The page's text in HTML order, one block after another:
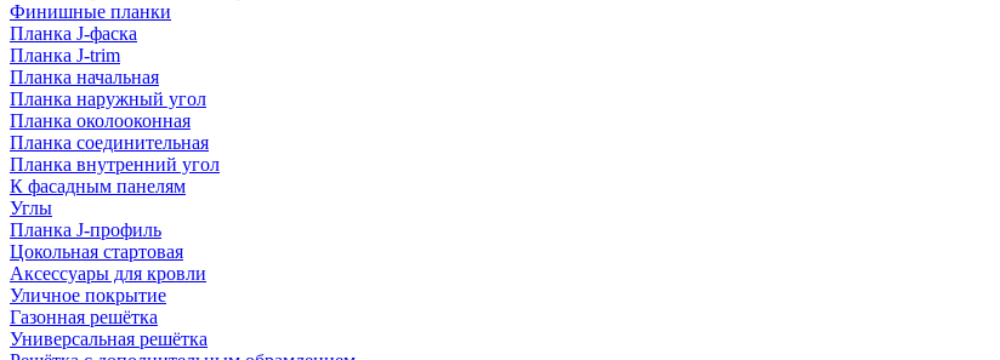
Финишные планки
Планка J-фаска
Планка J-trim
Планка начальная
Планка наружный угол
Планка околооконная
Планка соединительная
Планка внутренний угол
К фасадным панелям
Углы
Планка J-профиль
Цокольная стартовая
Аксессуары для кровли
Уличное покрытие
Газонная решётка
Универсальная решётка